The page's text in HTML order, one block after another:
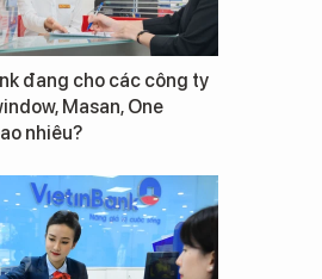
đang cho các công ty
Masan, One
nhiêu?